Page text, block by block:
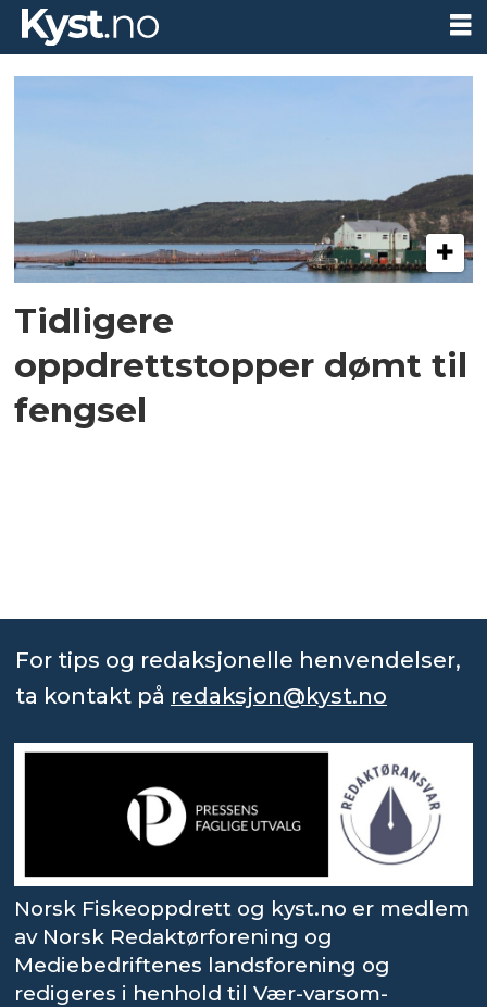
Tag:
Tidligere
oppdrettstopper dømt til
fengsel
For tips og redaksjonelle henvendelser,
ta kontakt på redaksjon@kyst.no
Norsk Fiskeoppdrett og kyst.no er medlem
av Norsk Redaktørforening og
Mediebedriftenes landsforening og
redigeres i henhold til Vær-varsom-